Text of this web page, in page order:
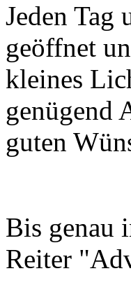
Jeden Tag
geöffnet
kleines
genügend
guten
Bis genau
Reiter